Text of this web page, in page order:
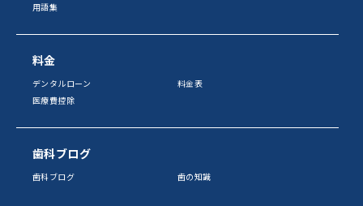
用語集
料金
デンタルローン
料金表
医療費控除
歯科ブログ
歯科ブログ 歯の知識